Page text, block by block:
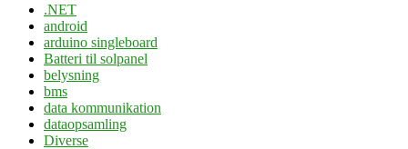
.NET
android
arduino singleboard
Batteri til solpanel
belysning
bms
data kommunikation
dataopsamling
Diverse